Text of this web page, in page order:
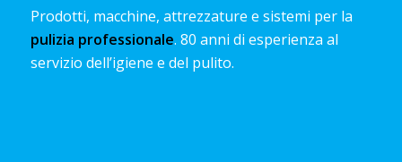
Prodotti, macchine, attrezzature e sistemi per la
pulizia professionale. 80 anni di esperienza al
servizio dell’igiene e del pulito.